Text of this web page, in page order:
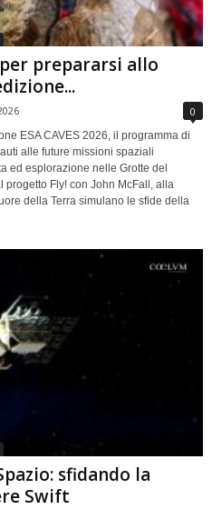
prepararsi allo
0
ESA CAVES 2026, il programma di
alle future missioni spaziali
ed esplorazione nelle Grotte del
Fly! con John McFall, alla
della Terra simulano le sfide della
sfidando la
Swift